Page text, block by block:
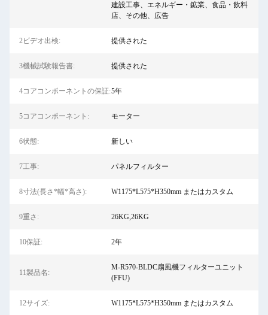
建設工事、エネルギー・鉱業、食品・飲料
店、その他、広告
2ビデオ出検: 提供された
3機械試験報告書: 提供された
4コアコンポーネントの保証:5年
5コアコンポーネント: モーター
6状態: 新しい
7工事: パネルフィルター
8寸法(長さ*幅*高さ): W1175*L575*H350mm またはカスタム
9重さ: 26KG,26KG
10保証: 2年
11製品名:
M-R570-BLDC扇風機フィルターユニット
(FFU)
12サイズ: W1175*L575*H350mm またはカスタム